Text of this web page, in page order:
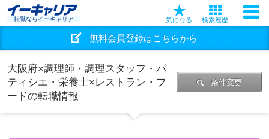
転職ならイーキャリア 気になる 検索履歴
無料会員登録はこちらから
大阪府×調理師・調理スタッフ・パ
ティシエ・栄養士×レストラン・フ
ードの転職情報
条件変更